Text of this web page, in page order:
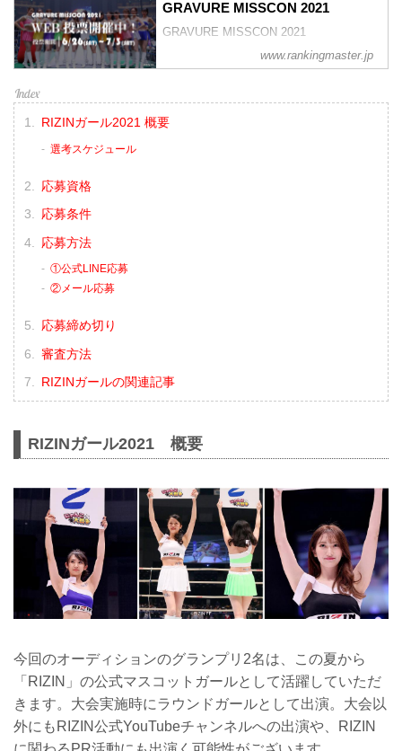
GRAVURE MISSCON 2021
GRAVURE MISSCON 2021
www.rankingmaster.jp
RIZINガール2021 概要
選考スケジュール
応募資格
応募条件
応募方法
①公式LINE応募
②メール応募
応募締め切り
審査方法
RIZINガールの関連記事
RIZINガール2021 概要
今回のオーディションのグランプリ2名は、この夏から
「RIZIN」の公式マスコットガールとして活躍していただ
きます。大会実施時にラウンドガールとして出演。大会以
外にもRIZIN公式YouTubeチャンネルへの出演や、RIZIN